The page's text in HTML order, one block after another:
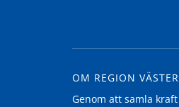
OM REGION
Genom att samla